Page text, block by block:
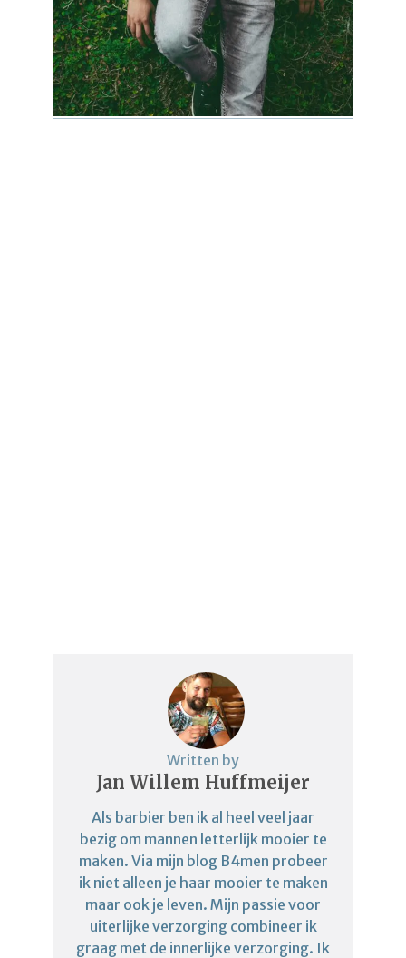
Written by
Jan Willem Huffmeijer
Als barbier ben ik al heel veel jaar
bezig om mannen letterlijk mooier te
maken. Via mijn blog B4men probeer
ik niet alleen je haar mooier te maken
maar ook je leven. Mijn passie voor
uiterlijke verzorging combineer ik
graag met de innerlijke verzorging. Ik